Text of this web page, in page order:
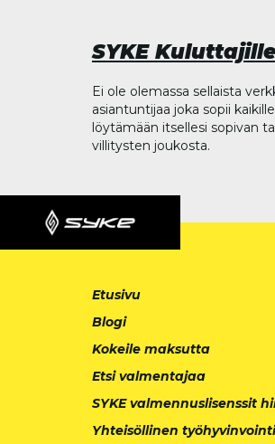
SYKE
Ei ole olemassa sellaista
asiantuntijaa joka sopii
löytämään itsellesi sopivan
villitysten joukosta.
Etusivu
Blogi
Kokeile maksutta
Etsi valmentajaa
SYKE valmennuslisenssit
Yhteisöllinen työhyvinvointi